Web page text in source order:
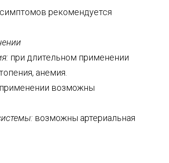
рекомендуется
при длительном применении
анемия.
возможны
возможны артериальная